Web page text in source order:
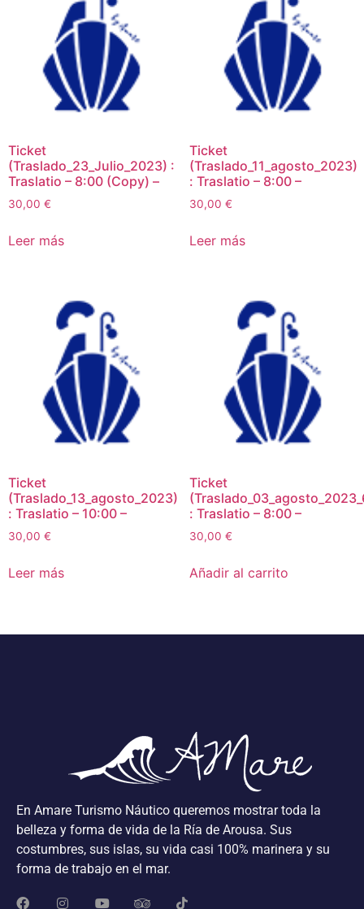
Ticket
(Traslado_23_Julio_2023) :
Traslatio – 8:00 (Copy) –
30,00 €
Leer más
Ticket
(Traslado_11_agosto_2023)
: Traslatio – 8:00 –
30,00 €
Leer más
Ticket
(Traslado_13_agosto_2023)
: Traslatio – 10:00 –
30,00 €
Leer más
Ticket
: Traslatio – 8:00 –
30,00 €
Añadir al carrito
En Amare Turismo Náutico queremos mostrar toda la
belleza y forma de vida de la Ría de Arousa. Sus
costumbres, sus islas, su vida casi 100% marinera y su
forma de trabajo en el mar.